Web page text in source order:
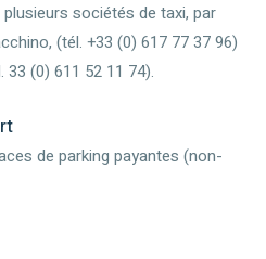
sociétés de taxi, par
(tél. +33 (0) 617 77 37 96)
(0) 611 52 11 74).
de parking payantes (non-